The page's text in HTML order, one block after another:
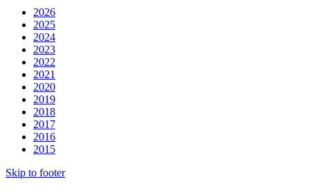
2026
2025
2024
2023
2022
2021
2020
2019
2018
2017
2016
2015
Skip to footer